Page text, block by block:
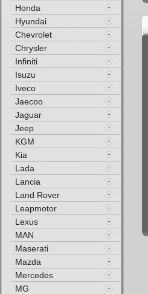
Honda
Hyundai
Chevrolet
Chrysler
Infiniti
Isuzu
Iveco
Jaecoo
Jaguar
Jeep
KGM
Kia
Lada
Lancia
Land Rover
Leapmotor
Lexus
MAN
Maserati
Mazda
Mercedes
MG